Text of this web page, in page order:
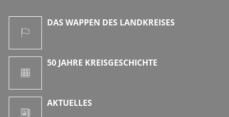
DAS WAPPEN DES LANDKREISES
50 JAHRE KREISGESCHICHTE
AKTUELLES